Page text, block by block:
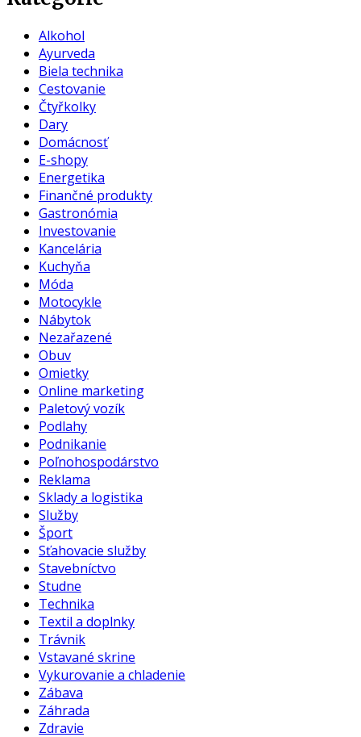
Alkohol
Ayurveda
Biela technika
Cestovanie
Čtyřkolky
Dary
Domácnosť
E-shopy
Energetika
Finančné produkty
Gastronómia
Investovanie
Kancelária
Kuchyňa
Móda
Motocykle
Nábytok
Nezařazené
Obuv
Omietky
Online marketing
Paletový vozík
Podlahy
Podnikanie
Poľnohospodárstvo
Reklama
Sklady a logistika
Služby
Šport
Sťahovacie služby
Stavebníctvo
Studne
Technika
Textil a doplnky
Trávnik
Vstavané skrine
Vykurovanie a chladenie
Zábava
Záhrada
Zdravie